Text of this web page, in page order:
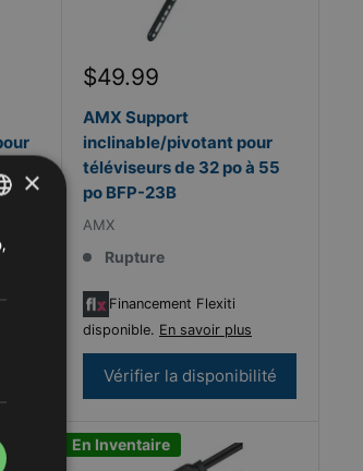
Prix
$49.99
AMX Support
inclinable/pivotant pour
téléviseurs de 32 po à 55
po BFP-23B
AMX
Rupture
Financement Flexiti
disponible. En savoir plus
Vérifier la disponibilité
En Inventaire
×